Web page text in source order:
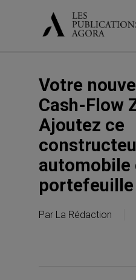
Votre
Cash-Flow
Ajoutez ce
automobile
portefeuille
Par La Rédaction